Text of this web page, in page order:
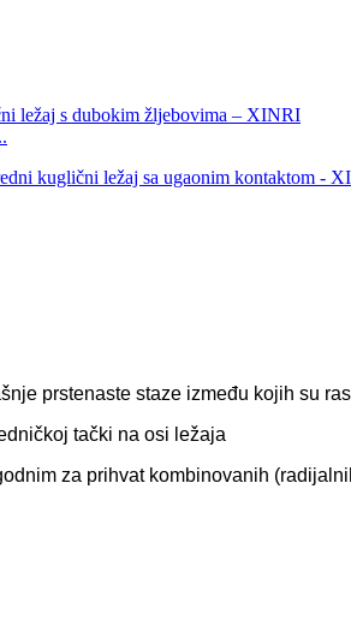
prstenaste staze između kojih su
tački na osi ležaja
za prihvat kombinovanih